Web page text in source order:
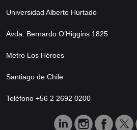
Universidad Alberto Hurtado
Avda. Bernardo O’Higgins 1825
Metro Los Héroes
Santiago de Chile
Teléfono +56 2 2692 0200